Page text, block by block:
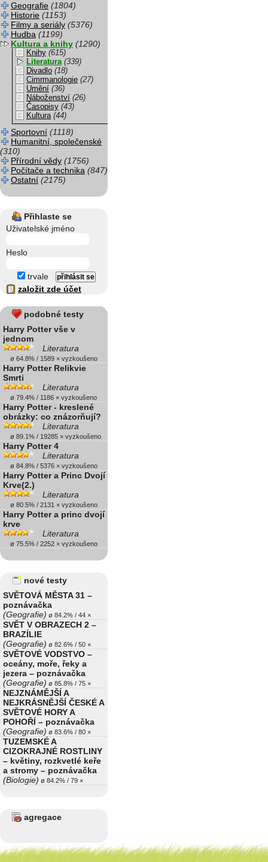
Geografie (1804)
Historie (1153)
Filmy a seriály (5376)
Hudba (1199)
Kultura a knihy (1290)
Knihy (615)
Literatura (339)
Divadlo (18)
Cimrmanologie (27)
Umění (36)
Náboženství (26)
Časopisy (43)
Kultura (44)
Sportovní (1118)
Humanitní, společenské
(310)
Přírodní vědy (1756)
Počítače a technika (847)
Ostatní (2175)
Přihlaste se
Uživatelské jméno
Heslo
trvale
založit zde účet
podobné testy
Harry Potter vše v
jednom
Literatura
ø 64.8% / 1589 × vyzkoušeno
Harry Potter Relikvie
Smrti
Literatura
ø 79.4% / 1186 × vyzkoušeno
Harry Potter - kreslené
obrázky: co znázorňují?
Literatura
ø 89.1% / 19285 × vyzkoušeno
Harry Potter 4
Literatura
ø 84.8% / 5376 × vyzkoušeno
Harry Potter a Princ Dvojí
Krve(2.)
Literatura
ø 80.5% / 2131 × vyzkoušeno
Harry Potter a princ dvojí
krve
Literatura
ø 75.5% / 2252 × vyzkoušeno
nové testy
SVĚTOVÁ MĚSTA 31 –
poznávačka
(Geografie) ø 84.2% / 44 ×
SVĚT V OBRAZECH 2 –
BRAZÍLIE
(Geografie) ø 82.6% / 50 ×
SVĚTOVÉ VODSTVO –
oceány, moře, řeky a
jezera – poznávačka
(Geografie) ø 85.8% / 75 ×
NEJZNÁMĚJŠÍ A
NEJKRÁSNĚJŠÍ ČESKÉ A
SVĚTOVÉ HORY A
POHOŘÍ – poznávačka
(Geografie) ø 83.6% / 80 ×
TUZEMSKÉ A
CIZOKRAJNÉ ROSTLINY
– květiny, rozkvetlé keře
a stromy – poznávačka
(Biologie) ø 84.2% / 79 ×
agregace